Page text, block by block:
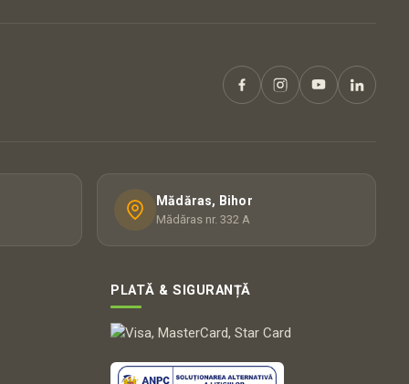
Mădăras, Bihor
Mădăras nr. 332 A
PLATĂ & SIGURANȚĂ